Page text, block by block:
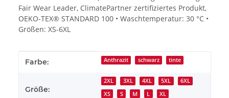
Fair Wear Leader, ClimatePartner zertifiziertes Produkt,
OEKO-TEX® STANDARD 100 • Waschtemperatur: 30 °C •
Größen: XS-6XL
Produkteigenschaft
Wert
Farbe: Anthrazit schwarz tinte
Größe:
2XL 3XL 4XL 5XL
6XL
XS
S M L XL